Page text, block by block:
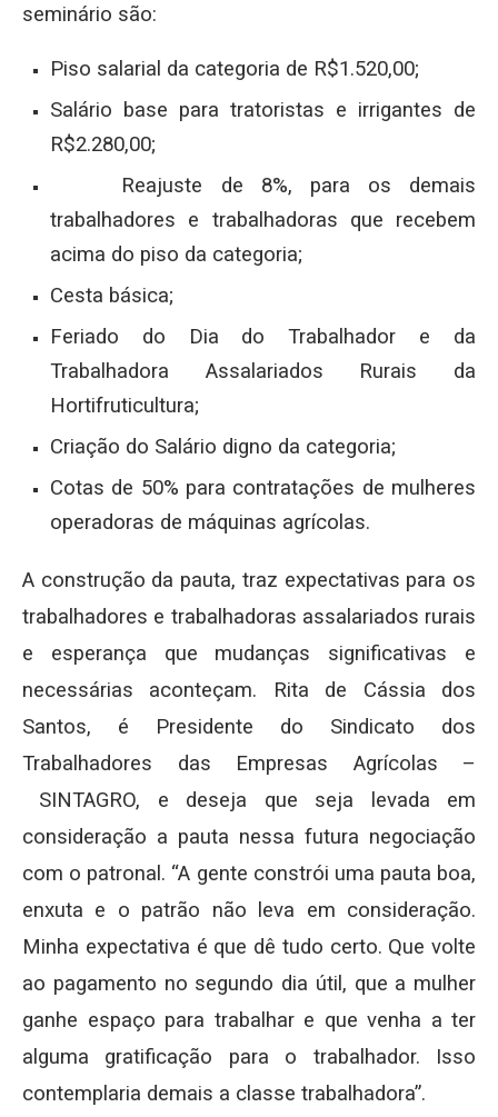
seminário são:
Piso salarial da categoria de R$1.520,00;
Salário base para tratoristas e irrigantes de
R$2.280,00;
Reajuste de 8%, para os demais
trabalhadores e trabalhadoras que recebem
acima do piso da categoria;
Cesta básica;
Feriado do Dia do Trabalhador e da
Trabalhadora Assalariados Rurais da
Hortifruticultura;
Criação do Salário digno da categoria;
Cotas de 50% para contratações de mulheres
operadoras de máquinas agrícolas.
A construção da pauta, traz expectativas para os
trabalhadores e trabalhadoras assalariados rurais
e esperança que mudanças significativas e
necessárias aconteçam. Rita de Cássia dos
Santos, é Presidente do Sindicato dos
Trabalhadores das Empresas Agrícolas –
SINTAGRO, e deseja que seja levada em
consideração a pauta nessa futura negociação
com o patronal. “A gente constrói uma pauta boa,
enxuta e o patrão não leva em consideração.
Minha expectativa é que dê tudo certo. Que volte
ao pagamento no segundo dia útil, que a mulher
ganhe espaço para trabalhar e que venha a ter
alguma gratificação para o trabalhador. Isso
contemplaria demais a classe trabalhadora”.